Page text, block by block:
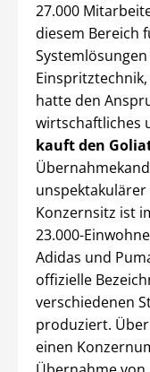
27.000
diesem Bereich
hatte den
wirtschaftliches
kauft den
Konzernsitz ist
23.000-
Adidas und
offizielle
verschiedenen
produziert.
einen